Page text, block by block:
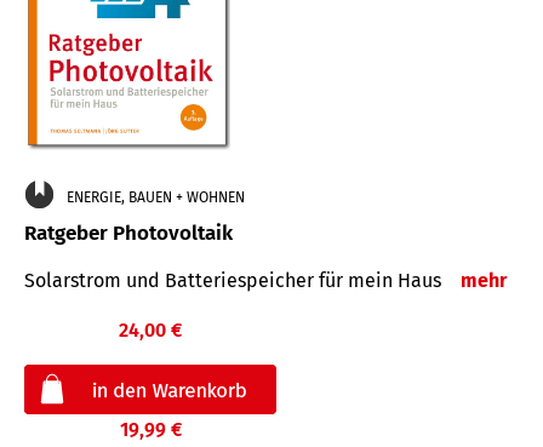
ENERGIE, BAUEN + WOHNEN
Ratgeber Photovoltaik
Solarstrom und Batteriespeicher für mein Haus mehr
24,00 €
19,99 €